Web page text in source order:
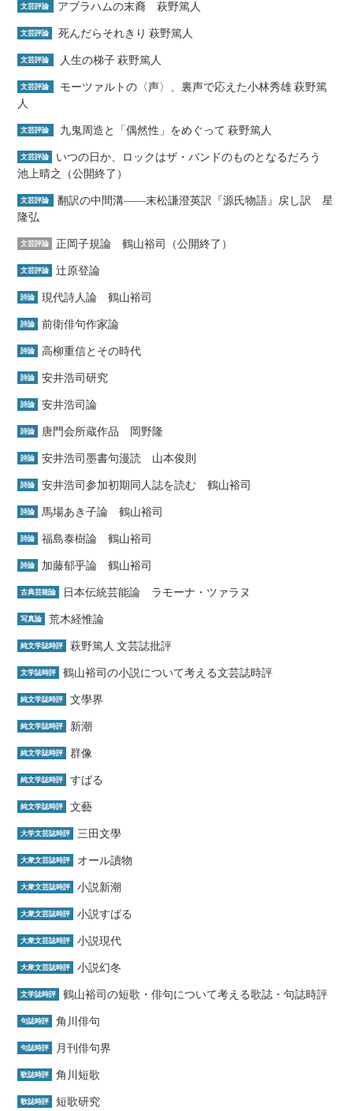
文芸評論 アブラハムの末裔 萩野篤人
文芸評論 死んだらそれきり 萩野篤人
文芸評論 人生の梯子 萩野篤人
文芸評論
モーツァルトの〈声〉、裏声で応えた小林秀雄 萩野篤
人
文芸評論 九鬼周造と「偶然性」をめぐって 萩野篤人
文芸評論
いつの日か、ロックはザ・バンドのものとなるだろう
池上晴之（公開終了）
文芸評論
翻訳の中間溝――末松謙澄英訳『源氏物語』戻し訳 星
隆弘
文芸評論 正岡子規論 鶴山裕司（公開終了）
文芸評論 辻原登論
詩論 現代詩人論 鶴山裕司
詩論 前衛俳句作家論
詩論 高柳重信とその時代
詩論 安井浩司研究
詩論 安井浩司論
詩論 唐門会所蔵作品 岡野隆
詩論 安井浩司墨書句漫読 山本俊則
詩論 安井浩司参加初期同人誌を読む 鶴山裕司
詩論 馬場あき子論 鶴山裕司
詩論 福島泰樹論 鶴山裕司
詩論 加藤郁乎論 鶴山裕司
古典芸能論 日本伝統芸能論 ラモーナ・ツァラヌ
写真論 荒木経惟論
純文学誌時評 萩野篤人 文芸誌批評
文学誌時評 鶴山裕司の小説について考える文芸誌時評
純文学誌時評 文學界
純文学誌時評 新潮
純文学誌時評 群像
純文学誌時評 すばる
純文学誌時評 文藝
大学文芸誌時評 三田文學
大衆文芸誌時評 オール讀物
大衆文芸誌時評 小説新潮
大衆文芸誌時評 小説すばる
大衆文芸誌時評 小説現代
大衆文芸誌時評 小説幻冬
文学誌時評 鶴山裕司の短歌・俳句について考える歌誌・句誌時評
句誌時評 角川俳句
句誌時評 月刊俳句界
歌誌時評 角川短歌
歌誌時評 短歌研究